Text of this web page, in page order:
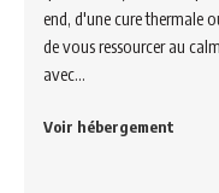
end, d'une cure thermale
de vous ressourcer au
avec…
Voir hébergement